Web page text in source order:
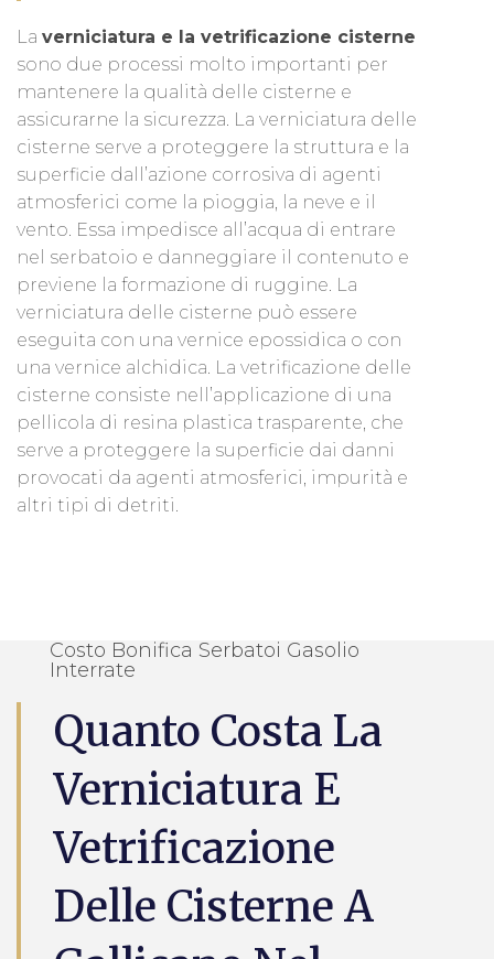
La verniciatura e la vetrificazione cisterne
sono due processi molto importanti per
mantenere la qualità delle cisterne e
assicurarne la sicurezza. La verniciatura delle
cisterne serve a proteggere la struttura e la
superficie dall’azione corrosiva di agenti
atmosferici come la pioggia, la neve e il
vento. Essa impedisce all’acqua di entrare
nel serbatoio e danneggiare il contenuto e
previene la formazione di ruggine. La
verniciatura delle cisterne può essere
eseguita con una vernice epossidica o con
una vernice alchidica. La vetrificazione delle
cisterne consiste nell’applicazione di una
pellicola di resina plastica trasparente, che
serve a proteggere la superficie dai danni
provocati da agenti atmosferici, impurità e
altri tipi di detriti.
Costo Bonifica Serbatoi Gasolio
Interrate
Quanto Costa La
Verniciatura E
Vetrificazione
Delle Cisterne A